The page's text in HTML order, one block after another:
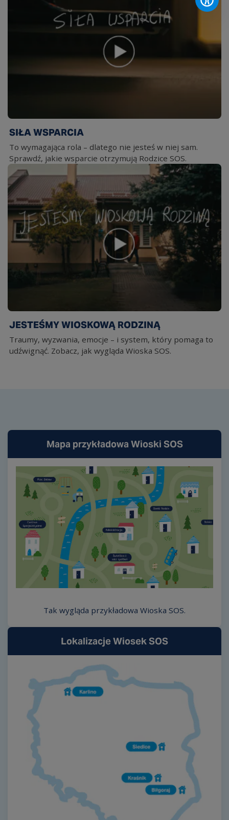
SIŁA WSPARCIA
To wymagająca rola – dlatego nie jesteś w niej sam.
Sprawdź, jakie wsparcie otrzymują Rodzice SOS.
JESTEŚMY WIOSKOWĄ RODZINĄ
Traumy, wyzwania, emocje – i system, który pomaga to
udźwignąć. Zobacz, jak wygląda Wioska SOS.
Mapa przykładowa Wioski SOS
Tak wygląda przykładowa Wioska SOS.
Lokalizacje Wiosek SOS